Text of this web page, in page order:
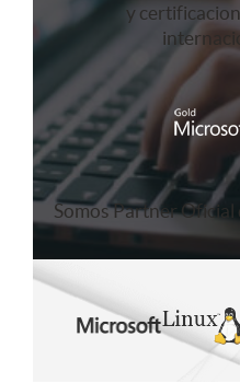
y
Somos Partner Oficial